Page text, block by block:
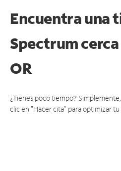
Encuentra una
Spectrum
OR
¿Tienes poco tiempo?
clic en "Hacer cita" para optimizar tu